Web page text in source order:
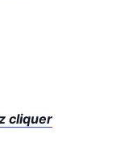
cliquer